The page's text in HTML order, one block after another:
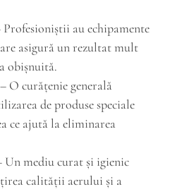
Profesioniștii au echipamente
asigură un rezultat mult
obișnuită.
– O curățenie generală
de produse speciale
ce ajută la eliminarea
Un mediu curat și igienic
calității aerului și a